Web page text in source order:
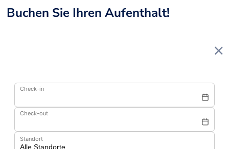
Buchen Sie Ihren Aufenthalt!
Check-in
Check-out
Standort